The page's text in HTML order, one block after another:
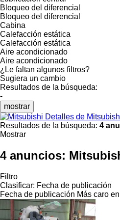
Bloqueo del diferencial
Bloqueo del diferencial
Cabina
Calefacción estática
Calefacción estática
Aire acondicionado
Aire acondicionado
¿Le faltan algunos filtros?
Sugiera un cambio
Resultados de la búsqueda:
-
mostrar
Detalles de
Resultados de la búsqueda: 4
Mostrar
4 anuncios:
Filtro
Clasificar: Fecha de publicación
Fecha de publicación Más caro